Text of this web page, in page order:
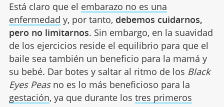
Está claro que el embarazo no es una
enfermedad y, por tanto, debemos cuidarnos,
pero no limitarnos. Sin embargo, en la suavidad
de los ejercicios reside el equilibrio para que el
baile sea también un beneficio para la mamá y
su bebé. Dar botes y saltar al ritmo de los Black
Eyes Peasno es lo más beneficioso para la
gestación, ya que durante los tres primeros